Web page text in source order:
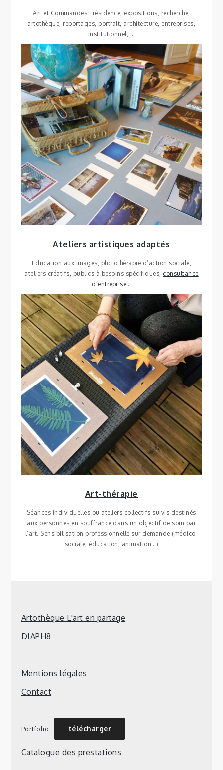
Art et Commandes : résidence, expositions, recherche,
artothèque, reportages, portrait, architecture, entreprises,
institutionnel, …
Ateliers artistiques adaptés
Education aux images, photothérapie d’action sociale,
ateliers créatifs, publics à besoins spécifiques, consultance
d’entreprise…
Art-thérapie
Séances individuelles ou ateliers collectifs suivis destinés
aux personnes en souffrance dans un objectif de soin par
l’art. Sensibilisation professionnelle sur demande (médico-
sociale, éducation, animation…)
Artothèque L'art en partage
DIAPH8
Mentions légales
Contact
Portfolio télécharger
Catalogue des prestations